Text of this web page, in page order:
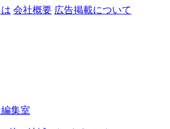
会社概要 広告掲載について